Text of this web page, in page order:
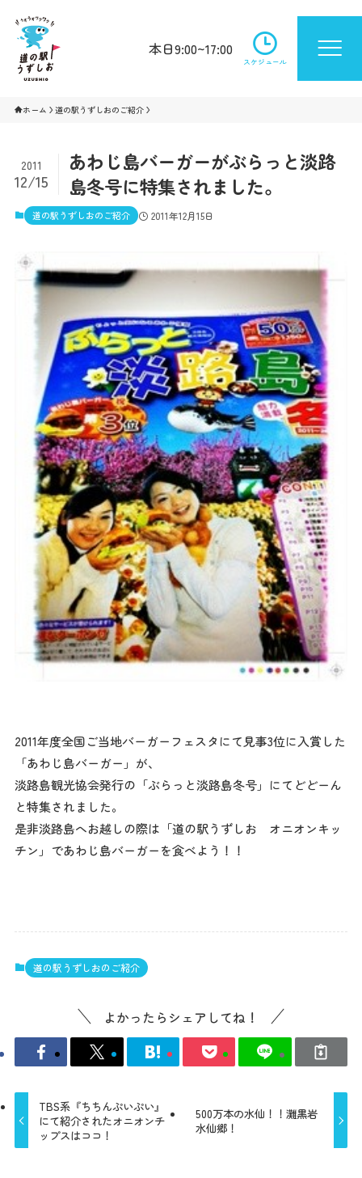
本日9:00~17:00
スケジュール
ホーム 道の駅うずしおのご紹介
あわじ島バーガーがぶらっと淡路
島冬号に特集されました。
2011
12/15
道の駅うずしおのご紹介 2011年12月15日
2011年度全国ご当地バーガーフェスタにて見事3位に入賞した
「あわじ島バーガー」が、
淡路島観光協会発行の「ぶらっと淡路島冬号」にてどどーん
と特集されました。
是非淡路島へお越しの際は「道の駅うずしお オニオンキッ
チン」であわじ島バーガーを食べよう！！
道の駅うずしおのご紹介
よかったらシェアしてね！
TBS系『ちちんぷいぷい』
にて紹介されたオニオンチ
ップスはココ！
500万本の水仙！！灘黒岩
水仙郷！